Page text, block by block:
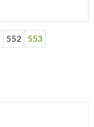
552 553